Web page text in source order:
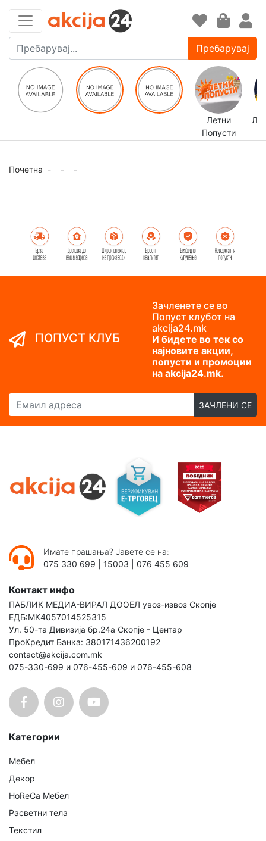
Пребарувај
Летни
Попусти
Почетна - - -
ПОПУСТ КЛУБ
Зачленете се во
Попуст клубот на
akcija24.mk
И бидете во тек со
најновите акции,
попусти и промоции
на akcija24.mk.
Емаил адреса
ЗАЧЛЕНИ СЕ
Имате прашања? Јавете се на:
075 330 699
15003 076 455 609
Контакт инфо
ПАБЛИК МЕДИА-ВИРАЛ ДООЕЛ увоз-извоз Скопје
ЕДБ:МК4057014525315
Ул. 50-та Дивизија бр.24а Скопје - Центар
ПроКредит Банка: 380171436200192
contact@akcija.com.mk
075-330-699 и 076-455-609 и 076-455-608
Категории
Мебел
Декор
HoReCa Мебел
Расветни тела
Текстил